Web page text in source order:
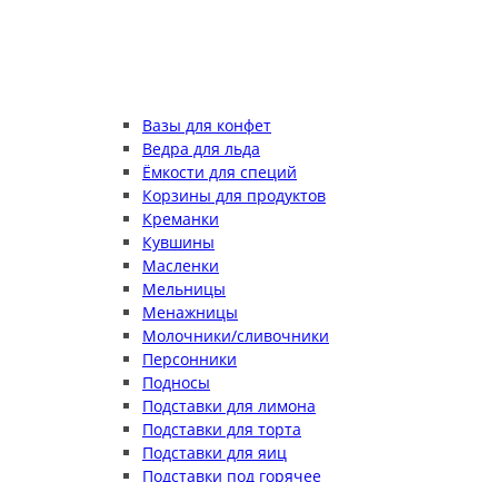
Вазы для конфет
Ведра для льда
Ёмкости для специй
Корзины для продуктов
Креманки
Кувшины
Масленки
Мельницы
Менажницы
Молочники/сливочники
Персонники
Подносы
Подставки для лимона
Подставки для торта
Подставки для яиц
Подставки под горячее